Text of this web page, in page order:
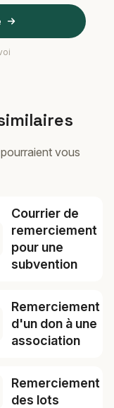
vous
Courrier de
remerciement
pour une
subvention
Remerciement
d'un don à une
association
Remerciement
des lots